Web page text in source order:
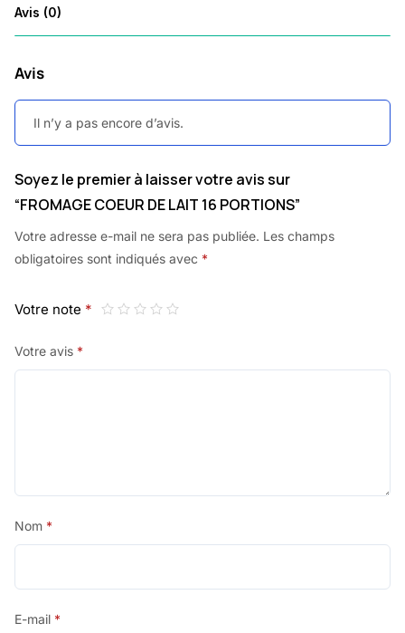
Avis (0)
Avis
Il n’y a pas encore d’avis.
Soyez le premier à laisser votre avis sur
“FROMAGE COEUR DE LAIT 16 PORTIONS”
Votre adresse e-mail ne sera pas publiée. Les champs
obligatoires sont indiqués avec *
Votre note *
Votre avis *
Nom *
E-mail *